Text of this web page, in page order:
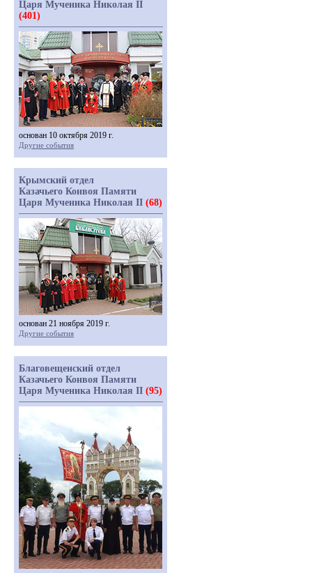
Царя Мученика Николая II
(401)
основан 10 октября 2019 г.
Другие события
Крымский отдел
Казачьего Конвоя Памяти
Царя Мученика Николая II (68)
основан 21 ноября 2019 г.
Другие события
Благовещенский отдел
Казачьего Конвоя Памяти
Царя Мученика Николая II (95)